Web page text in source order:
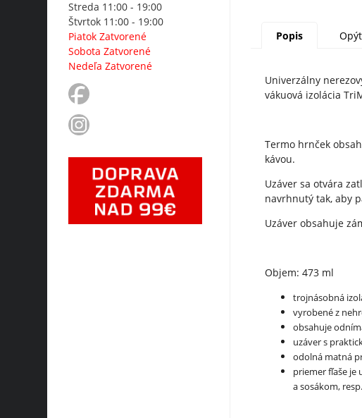
Streda 11:00 - 19:00
Štvrtok 11:00 - 19:00
Piatok Zatvorené
Sobota Zatvorené
Nedeľa Zatvorené
Popis
Univerzálny
vákuová izolácia
Termo hrnček
kávou.
Uzáver sa otvára
navrhnutý tak, aby
Uzáver obsahuje
Objem: 473 ml
trojnásobná
vyrobené z
obsahuje
uzáver s
odolná matná
priemer fľaše je
a sosákom,